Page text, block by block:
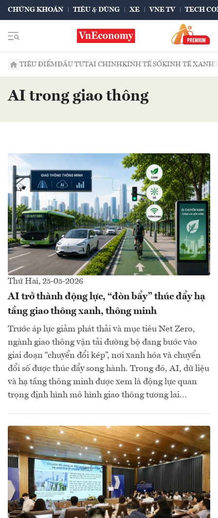
CHỨNG KHOÁN TIÊU & DÙNG XE VNE TV TECH
TIÊU ĐIỂMĐẦU TƯTÀI CHÍNHKINH TẾ SỐKINH TẾ XANH
AI trong giao thông
Thứ Hai, 25-05-2026
AI trở thành động lực, “đòn bẩy” thúc đẩy hạ
tầng giao thông xanh, thông minh
Trước áp lực giảm phát thải và mục tiêu Net Zero,
ngành giao thông vận tải đường bộ đang bước vào
giai đoạn “chuyển đổi kép”, nơi xanh hóa và chuyển
đổi số được thúc đẩy song hành. Trong đó, AI, dữ liệu
và hạ tầng thông minh được xem là động lực quan
trọng định hình mô hình giao thông tương lai...